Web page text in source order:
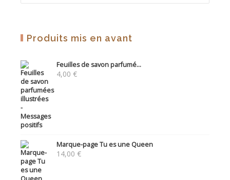
Produits mis en avant
Feuilles de savon parfumé...
4,00 €
Marque-page Tu es une Queen
14,00 €